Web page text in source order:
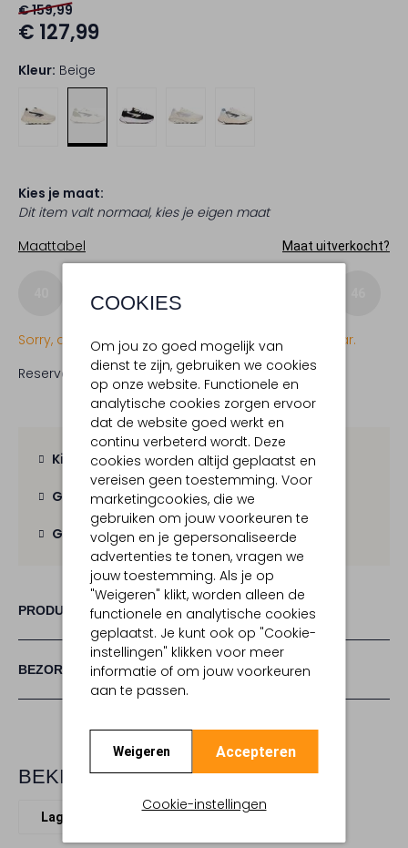
COOKIES
Om jou zo goed mogelijk van
dienst te zijn, gebruiken we cookies
op onze website. Functionele en
analytische cookies zorgen ervoor
dat de website goed werkt en
continu verbeterd wordt. Deze
cookies worden altijd geplaatst en
vereisen geen toestemming. Voor
marketingcookies, die we
gebruiken om jouw voorkeuren te
volgen en je gepersonaliseerde
advertenties te tonen, vragen we
jouw toestemming. Als je op
"Weigeren" klikt, worden alleen de
functionele en analytische cookies
geplaatst. Je kunt ook op "Cookie-
instellingen" klikken voor meer
informatie of om jouw voorkeuren
aan te passen.
Weigeren Accepteren
Cookie-instellingen
€ 159,99
€ 127,99
Kleur: Beige
Kies je maat:
Dit item valt normaal, kies je eigen maat
Maattabel
Maat uitverkocht?
41 42
Sorry, dit item is momenteel (nog) niet beschikbaar.
Reserveer direct in een van onze 19 boutiques
Kies zelf je bezorgmoment
Gratis verzendingvanaf € 100,-
Gratis retourbinnen 30 dagen
PRODUCT INFORMATIE
BEZORGEN & RETOURNEREN
BEKIJK MEER
Lage sneakers